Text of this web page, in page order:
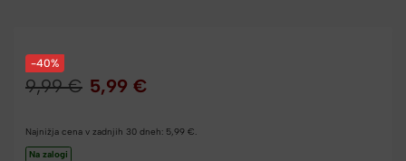
-40%
9,99€ 5,99 €
Najnižja cena v zadnjih 30 dneh: 5,99 €
Na zalogi